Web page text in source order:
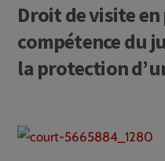
Droit de visite
compétence du
la protection